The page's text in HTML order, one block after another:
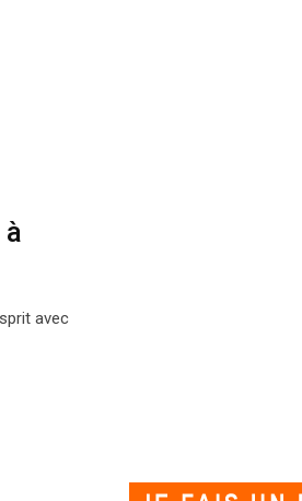
avec